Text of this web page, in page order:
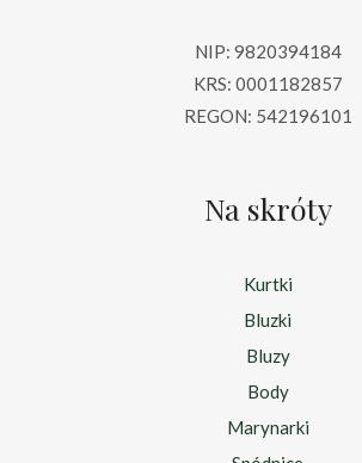
NIP: 9820394184
KRS: 0001182857
REGON: 542196101
Na skróty
Kurtki
Bluzki
Bluzy
Body
Marynarki